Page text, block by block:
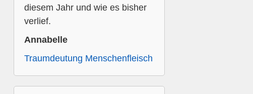
diesem Jahr und wie es bisher
verlief.
Annabelle
Traumdeutung Menschenfleisch